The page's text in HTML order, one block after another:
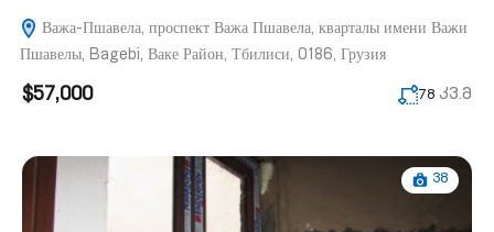
Важа-Пшавела, проспект Важа Пшавела, кварталы имени Важи
Пшавелы, Bagebi, Ваке Район, Тбилиси, 0186, Грузия
$57,000 78 კვ.მ
38